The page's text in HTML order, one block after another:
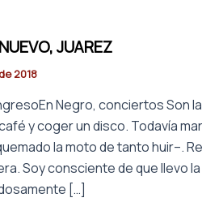
JUAREZ
2018
Negro, conciertos Son
y coger un disco. Todavía
la moto de tanto huir–.
Soy consciente de que llevo
[…]